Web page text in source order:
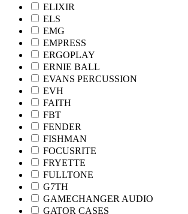
ELIXIR
ELS
EMG
EMPRESS
ERGOPLAY
ERNIE BALL
EVANS PERCUSSION
EVH
FAITH
FBT
FENDER
FISHMAN
FOCUSRITE
FRYETTE
FULLTONE
G7TH
GAMECHANGER AUDIO
GATOR CASES